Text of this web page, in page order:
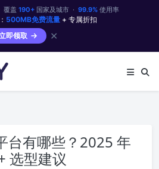
覆盖 190+国家及城市 · 99.9%使用率
500MB免费流量 + 专属折扣
即领取
✕
台有哪些？2025 年
选型建议